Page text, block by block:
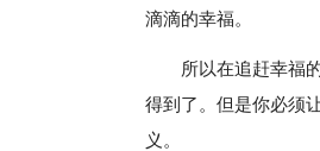
滴滴的幸福。
所以在追赶幸福
得到了。但是你必须
义。